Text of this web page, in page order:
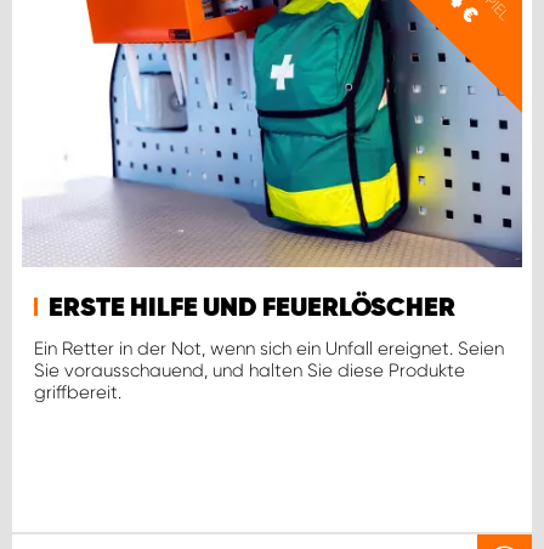
€
ERSTE HILFE UND FEUERLÖSCHER
Ein Retter in der Not, wenn sich ein Unfall ereignet. Seien
Sie vorausschauend, und halten Sie diese Produkte
griffbereit.